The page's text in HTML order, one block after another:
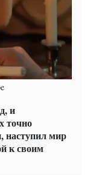
и
точно
наступил мир
к своим